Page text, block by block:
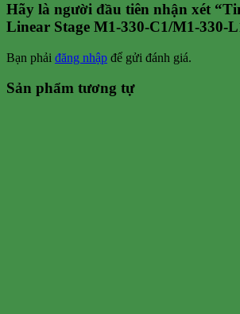
Hãy là người đầu tiên nhận xét
Linear Stage M1-330-C1/M1-330-
Bạn phải đăng nhập để gửi đánh giá.
Sản phẩm tương tự